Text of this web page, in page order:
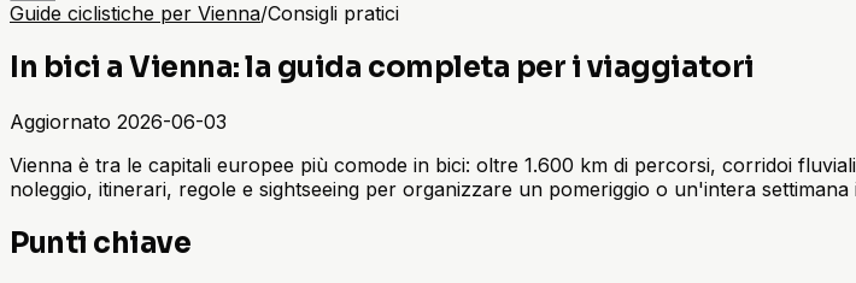
Guide ciclistiche per Vienna/Consigli pratici
In bici a Vienna: la guida completa per i viaggiatori
Aggiornato 2026-06-03
Vienna è tra le capitali europee più comode in bici: oltre 1.600 km di percorsi, corridoi
noleggio, itinerari, regole e sightseeing per organizzare un pomeriggio o un'intera
Punti chiave